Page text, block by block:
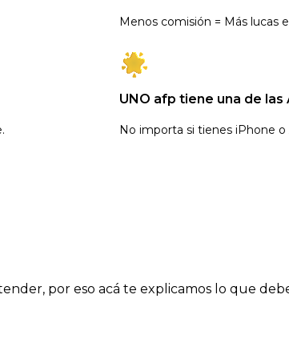
Menos comisión = Más lucas
UNO afp tiene una de
No importa si tienes iPhone o
por eso acá te explicamos lo que